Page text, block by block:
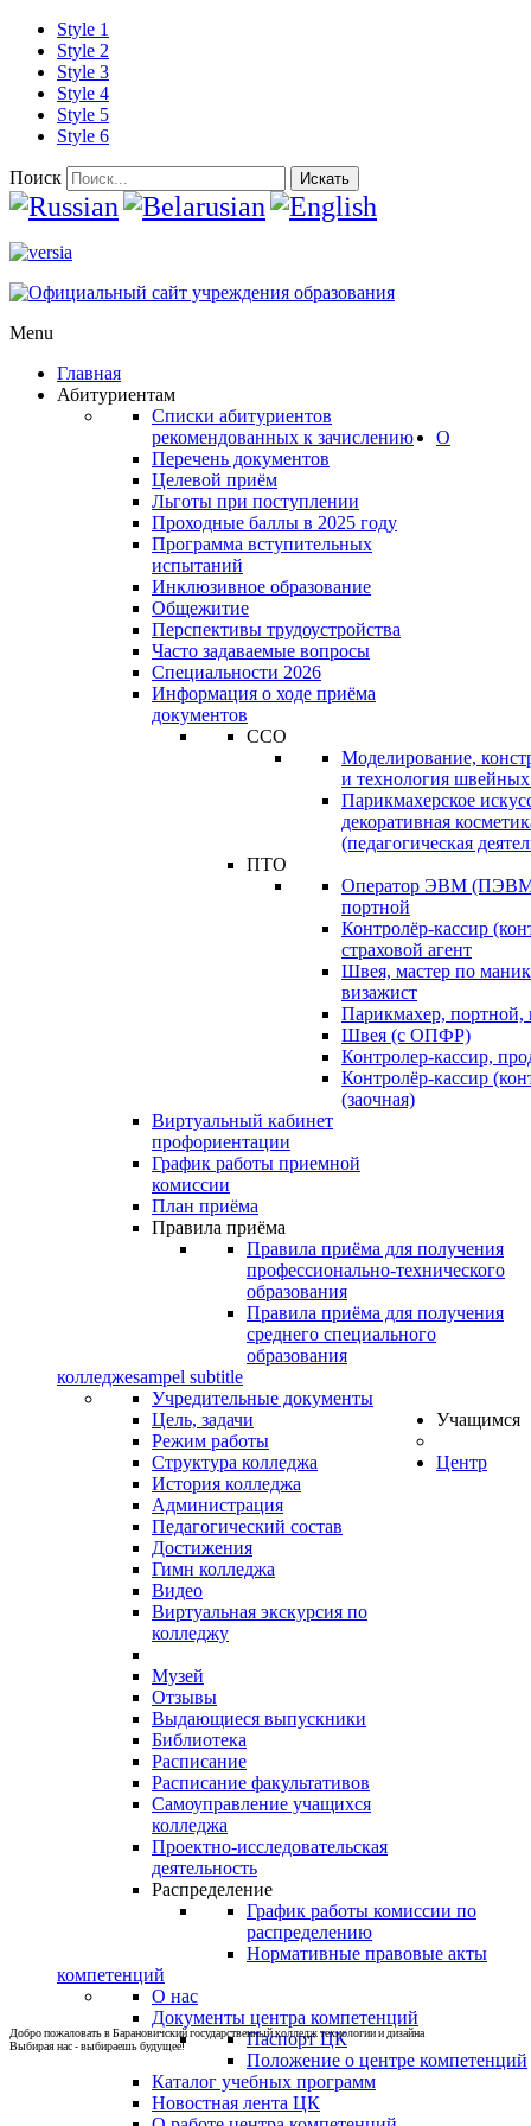
Style 1
Style 2
Style 3
Style 4
Style 5
Style 6
Поиск Искать
Menu
Главная
Абитуриентам
Списки абитуриентов
рекомендованных к зачислению
Перечень документов
Целевой приём
Льготы при поступлении
Проходные баллы в 2025 году
Программа вступительных
испытаний
Инклюзивное образование
Общежитие
Перспективы трудоустройства
Часто задаваемые вопросы
Специальности 2026
Информация о ходе приёма
документов
ССО
Моделирование,
и технология
Парикмахерское
декоративная
(педагогическая
ПТО
Оператор ЭВМ
портной
Контролёр-кассир
страховой агент
Швея, мастер по
визажист
Парикмахер, портной,
Швея (с ОПФР)
Контролер-кассир,
Контролёр-кассир
(заочная)
Виртуальный кабинет
профориентации
График работы приемной
комиссии
План приёма
Правила приёма
Правила приёма для получения
профессионально-технического
образования
Правила приёма для получения
среднего специального
образования
О
колледжеsampel subtitle
Учредительные документы
Цель, задачи
Режим работы
Структура колледжа
История колледжа
Администрация
Педагогический состав
Достижения
Гимн колледжа
Видео
Виртуальная экскурсия по
колледжу
Музей
Отзывы
Выдающиеся выпускники
Учащимся
Библиотека
Расписание
Расписание факультативов
Самоуправление учащихся
колледжа
Проектно-исследовательская
деятельность
Распределение
График работы комиссии по
распределению
Нормативные правовые акты
Центр
компетенций
О нас
Документы центра компетенций
Паспорт ЦК
Положение о центре компетенций
Каталог учебных программ
Новостная лента ЦК
Добро пожаловать в Барановичский государственный колледж технологии и дизайна
Выбирая нас - выбираешь будущее!